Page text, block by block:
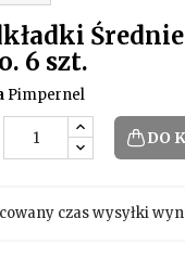
6 szt.
Pimpernel
DO
czas wysyłki